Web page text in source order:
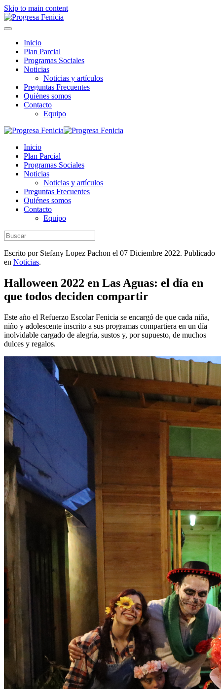
Skip to main content
Inicio
Plan Parcial
Programas Sociales
Noticias
Noticias y artículos
Preguntas Frecuentes
Quiénes somos
Contacto
Equipo
Inicio
Plan Parcial
Programas Sociales
Noticias
Noticias y artículos
Preguntas Frecuentes
Quiénes somos
Contacto
Equipo
Escrito por Stefany Lopez Pachon el 07 Diciembre 2022. Publicado
en Noticias.
Halloween 2022 en Las Aguas: el día en
que todos deciden compartir
Este año el Refuerzo Escolar Fenicia se encargó de que cada niña,
niño y adolescente inscrito a sus programas compartiera en un día
inolvidable cargado de alegría, sustos y, por supuesto, de muchos
dulces y regalos.